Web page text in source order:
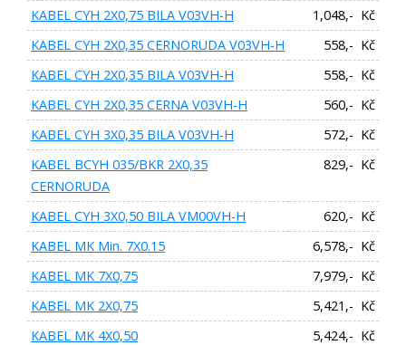
KABEL CYH 2X0,75 BILA V03VH-H
1,048,- Kč
KABEL CYH 2X0,35 CERNORUDA V03VH-H
558,- Kč
KABEL CYH 2X0,35 BILA V03VH-H
558,- Kč
KABEL CYH 2X0,35 CERNA V03VH-H
560,- Kč
KABEL CYH 3X0,35 BILA V03VH-H
572,- Kč
KABEL BCYH 035/BKR 2X0,35
CERNORUDA
829,- Kč
KABEL CYH 3X0,50 BILA VM00VH-H
620,- Kč
KABEL MK Min. 7X0.15
6,578,- Kč
KABEL MK 7X0,75
7,979,- Kč
KABEL MK 2X0,75
5,421,- Kč
KABEL MK 4X0,50
5,424,- Kč